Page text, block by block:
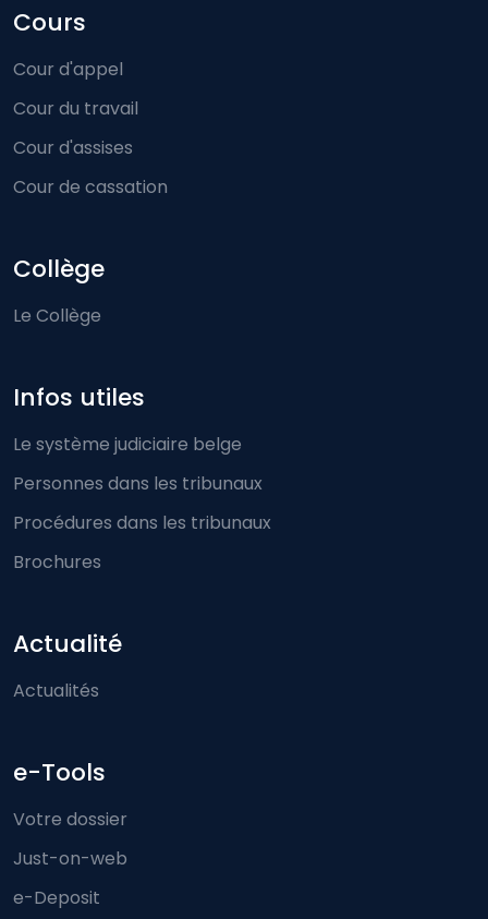
Cours
Cour d'appel
Cour du travail
Cour d'assises
Cour de cassation
Collège
Le Collège
Infos utiles
Le système judiciaire belge
Personnes dans les tribunaux
Procédures dans les tribunaux
Brochures
Actualité
Actualités
e-Tools
Votre dossier
Just-on-web
e-Deposit